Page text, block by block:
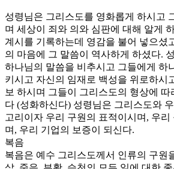
성령님은 그리스도를 영화롭게 하시고
며 세상이 죄와 의와 심판에 대해 알게
계시를 기록하는데 영감을 불어 넣으셨
의 마음에 그 말씀이 역사하게 하셨다.
하나님의 말씀을 비추시고 그들에게 하
키시고 자신의 임재로 백성을 위로하시
보 하시며 그들이 그리스도의 형상에 따
다 (성화하신다) 성령님은 그리스도와
고리이자 우리 구원의 표적이시며, 우리
며, 우리 기업의 보증이 되신다.
복음
복음은 예수 그리스도께서 인류의 구원